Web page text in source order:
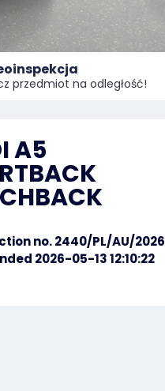
przedmiot na odległość!
A5
no. 2440/PL/AU/2026
2026-05-13 12:10:22